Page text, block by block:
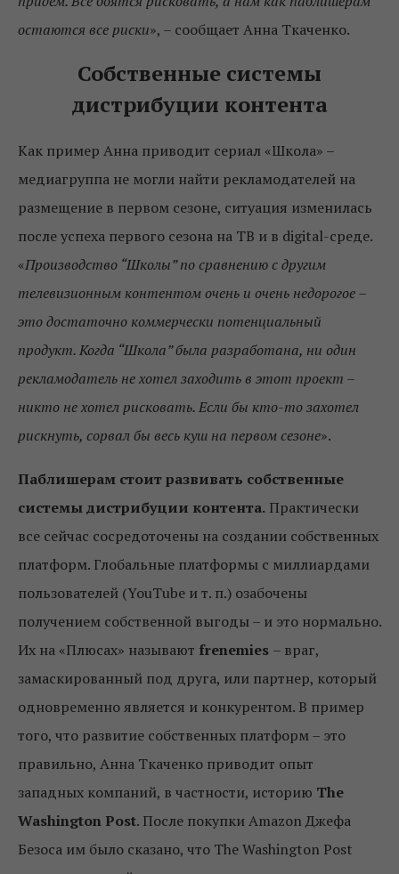
остаются все риски», – сообщает Анна Ткаченко.
Собственные системы
дистрибуции контента
Как пример Анна приводит сериал «Школа» –
медиагруппа не могли найти рекламодателей на
размещение в первом сезоне, ситуация изменилась
после успеха первого сезона на ТВ и в digital-среде.
«Производство “Школы” по сравнению с другим
телевизионным контентом очень и очень недорогое –
это достаточно коммерчески потенциальный
продукт. Когда “Школа” была разработана, ни один
рекламодатель не хотел заходить в этот проект –
никто не хотел рисковать. Если бы кто-то захотел
рискнуть, сорвал бы весь куш на первом сезоне».
Паблишерам стоит развивать собственные
системы дистрибуции контента. Практически
все сейчас сосредоточены на создании собственных
платформ. Глобальные платформы с миллиардами
пользователей (YouTube и т. п.) озабочены
получением собственной выгоды – и это нормально.
Их на «Плюсах» называют frenemies – враг,
замаскированный под друга, или партнер, который
одновременно является и конкурентом. В пример
того, что развитие собственных платформ – это
правильно, Анна Ткаченко приводит опыт
западных компаний, в частности, историю The
Washington Post. После покупки Amazon Джефа
Безоса им было сказано, что The Washington Post